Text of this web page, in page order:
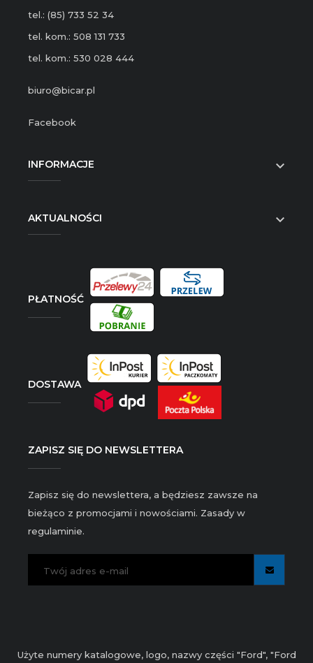
tel.: (85) 733 52 34
tel. kom.: 508 131 733
tel. kom.: 530 028 444
biuro@bicar.pl
Facebook
INFORMACJE 
AKTUALNOŚCI 
PŁATNOŚĆ
DOSTAWA
ZAPISZ SIĘ DO NEWSLETTERA
Zapisz się do newslettera, a będziesz zawsze na
bieżąco z promocjami i nowościami. Zasady w
regulaminie.
Użyte numery katalogowe, logo, nazwy części "Ford", "Ford